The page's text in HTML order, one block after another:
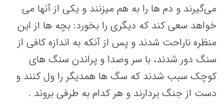
می‌گیرند و دم ها را به هم میزنند و یکی از آنها می
خواهد سعی کند که دیگری را بخورد: بچه ها از این
منظره ناراحت شدند و پس از آنکه به اندازه کافی از
سنگ دور شدند، با سر وصدا و پراندن سنگ های
کوچک سبب شدند که سگ ها همدیگر را ول کنند و
دست از جنگ بردارند و هر کدام به طرفی بروند .